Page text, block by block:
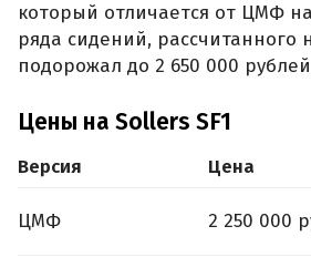
который отличается от ЦМФ
ряда сидений, рассчитанного
подорожал до 2 650 000
Цены на Sollers SF1
Версия Цена
ЦМФ 2 250 000